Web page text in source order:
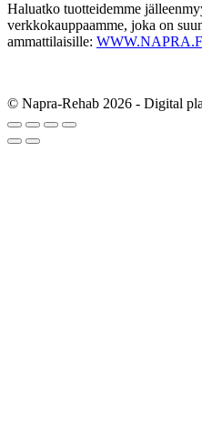
Haluatko tuotteidemme
verkkokauppaamme, joka on
ammattilaisille:
© Napra-Rehab 2026 - Digital